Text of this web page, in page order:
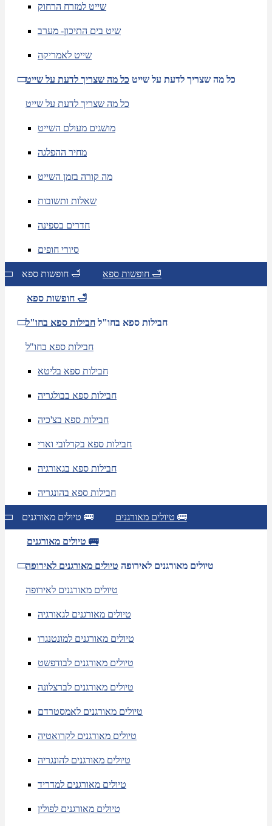
שייט למזרח הרחוק
שיט בים התיכון- מערב
שייט לאמריקה
כל מה שצריך לדעת על שייט כל מה שצריך לדעת על שייט
כל מה שצריך לדעת על שייט
מושגים מעולם השייט
מחיר ההפלגה
מה קורה בזמן השייט
שאלות ותשובות
חדרים בספינה
סיורי חופים
חופשות ספא 🛁 חופשות ספא 🛁
חופשות ספא 🛁
חבילות ספא בחו"ל חבילות ספא בחו"ל
חבילות ספא בחו"ל
חבילות ספא בליטא
חבילות ספא בבולגריה
חבילות ספא בצ'כיה
חבילות ספא בקרלובי וארי
חבילות ספא בגאורגיה
חבילות ספא בהונגריה
טיולים מאורגנים 🚌 טיולים מאורגנים 🚌
טיולים מאורגנים 🚌
טיולים מאורגנים לאירופה טיולים מאורגנים לאירופה
טיולים מאורגנים לאירופה
טיולים מאורגנים לגאורגיה
טיולים מאורגנים למונטנגרו
טיולים מאורגנים לבודפשט
טיולים מאורגנים לברצלונה
טיולים מאורגנים לאמסטרדם
טיולים מאורגנים לקרואטיה
טיולים מאורגנים להונגריה
טיולים מאורגנים למדריד
טיולים מאורגנים לפולין